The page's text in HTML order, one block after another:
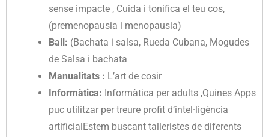
sense impacte , Cuida i tonifica el teu cos,
(premenopausia i menopausia)
Ball: (Bachata i salsa, Rueda Cubana, Mogudes
de Salsa i bachata
Manualitats : L’art de cosir
Informàtica: Informàtica per adults ,Quines Apps
puc utilitzar per treure profit d’intel·ligència
artificialEstem buscant talleristes de diferents